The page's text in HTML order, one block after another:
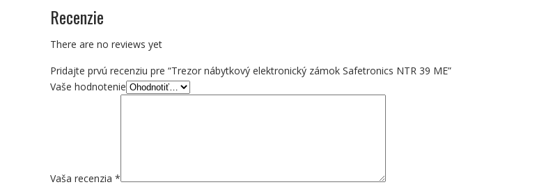
Recenzie
There are no reviews yet
Pridajte prvú recenziu pre “Trezor nábytkový elektronický zámok Safetronics NTR 39 ME”
Vaše hodnotenie
Vaša recenzia *